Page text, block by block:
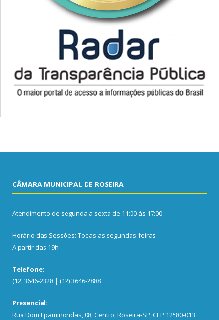
CÂMARA MUNICIPAL DE ROSEIRA
Atendimento de segunda a sexta de 11:00 às 17:00
Horário das Sessões: Todas as segundas-feiras
A partir das 19h
Telefone:
(12) 3646-2328 | (12) 3646-2888
Presencial:
Rua Dom Epaminondas, 08, Centro, Roseira-SP, CEP 12580-013